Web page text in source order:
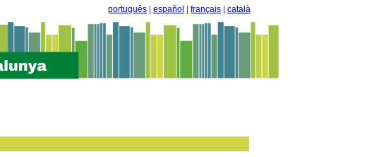
português español français català